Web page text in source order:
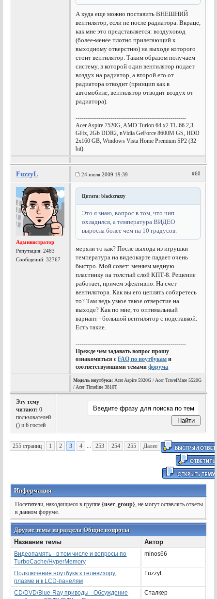
А куда еще можно поставить ВНЕШНИЙ
вентилятор, если не после радиатора. Вкраце,
как мне это представляется: воздуховод
(более-менее плотно прилегающий к
выходному отверстию) на выходе которого
стоит вентилятор. Таким образом получаем
систему, в которой один вентилятор подает
воздух на радиатор, а второй его от
радиатора отводит (принцип как в
автомобиле, вентилятор отводит воздух от
радиатора).
---------------------------------------------------------
Acer Aspire 7520G, AMD Turion 64 x2 TL-66 2,3
GHz, 2Gb DDR2, nVidia GeForce 8600M GS, HDD
2x160 GB, Windows Vista Home Premium SP2 (32
bit).
FuzzyL 24 июля 2009 19:39 #60
Администратор
Репутация:2483
Сообщений: 32767
Цитата: blackcrazzy
Это я знаю, вопрос в том, что чип
охладился, а температура ВИДЕО
выросла более чем на 10 градусов.
меряли то как? После выхода из игрушки
температура на видеокарте падает очень
быстро. Мой совет: меняем медную
пластинку на толстый слой КПТ-8. Решение
работает, причем эфективно. На счет
вентилятора. Как вы его цеплять собиретесь
то? Там ведь узкое такое отверстие на
выходе? Как по мне, то оптимальный
вариант - большой вентилятор с подставкой.
Есть такие.
---------------------------------------------------------
Прежде чем задавать вопрос прошу
ознакомиться сFAQ по ноутбукам и
соответствующими темамифорума
Модель ноутбука: Acer Aspire 5920G / Acer TravelMate 5520G
/ Acer Timeline 3810T
Эту тему
читают: 0
пользователей
() и 6 гостей
255 страниц 1 2 3 4 ... 253 254 255 Далее
Информация
Посетители, находящиеся в группе{user_group}, не могут оставлять ответы
в данном форуме.
Другие темы из раздела Общие вопросы
Название темы
Автор
Видеопамять - в том числе и вопросы по
TurboCache/HyperMemory
minos66
Подключение ноутбука к телевизору,
плазме и к LCD-панелям
FuzzyL
CD/DVD/Blue-Ray приводы - Обсуждение
Сталкер